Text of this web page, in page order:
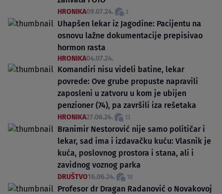
HRONIKA09.07.24. 3
Uhapšen lekar iz Jagodine: Pacijentu na
osnovu lažne dokumentacije prepisivao
hormon rasta
HRONIKA04.07.24.
Komandiri nisu videli batine, lekar
povrede: Ove grube propuste napravili
zaposleni u zatvoru u kom je ubijen
penzioner (74), pa završili iza rešetaka
HRONIKA27.06.24. 13
Branimir Nestorović nije samo političar i
lekar, sad ima i izdavačku kuću: Vlasnik je
kuća, poslovnog prostora i stana, ali i
zavidnog voznog parka
DRUŠTVO16.06.24. 18
Profesor dr Dragan Radanović o Novakovoj